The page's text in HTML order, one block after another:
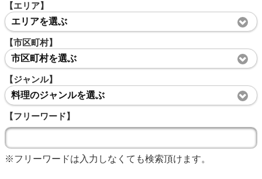
【エリア】
エリアを選ぶ
【市区町村】
市区町村を選ぶ
【ジャンル】
料理のジャンルを選ぶ
【フリーワード】
※フリーワードは入力しなくても検索頂けます。